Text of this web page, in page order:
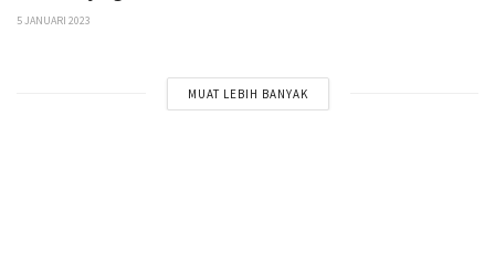
5 JANUARI 2023
MUAT LEBIH BANYAK